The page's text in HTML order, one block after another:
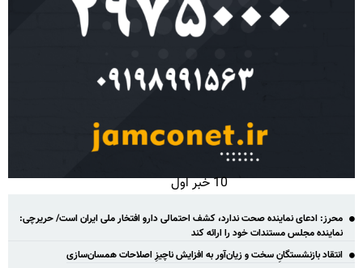
10 خبر اول
محرز: ادعای نماینده صحت ندارد، کشف احتمالی دارو افتخار ملی ایران است/ حریرچی:
نماینده مجلس مستندات خود را ارائه کند
انتقاد بازنشستگانِ سخت و زیان‌آور به افزایش ناچیزِ اصلاحات همسان‌سازی